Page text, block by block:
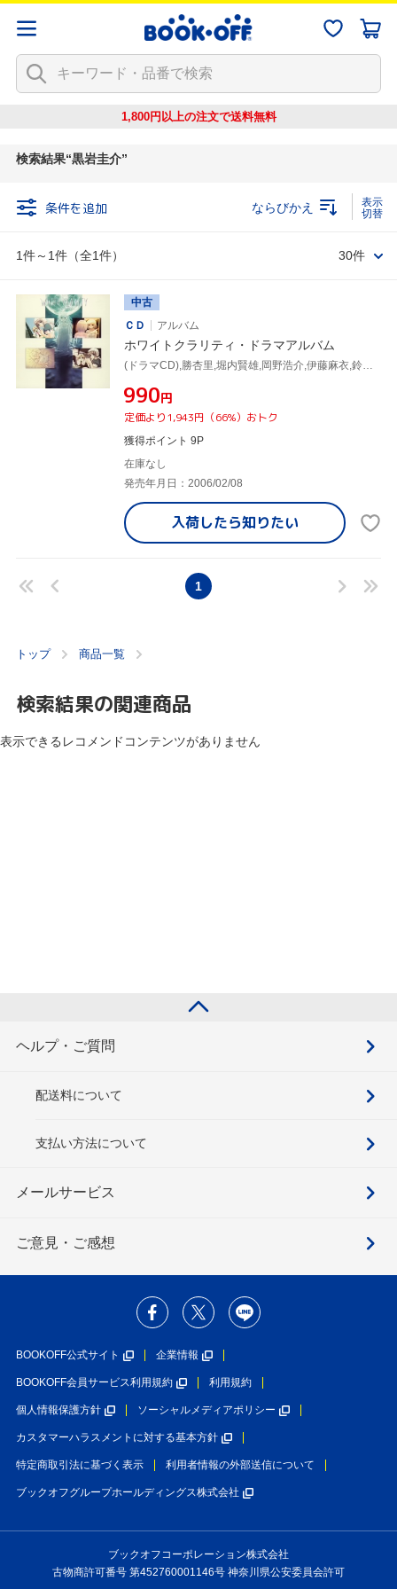
1,800円以上の注文で送料無料
検索結果 黒岩圭介
条件を追加
1件～1件（全1件）
ならびかえ
30件
中古
ＣＤ
アルバム
ホワイトクラリティ・ドラマアルバム
(ドラマCD),勝杏里,堀内賢雄,岡野浩介,伊藤麻衣,鈴田美夜子,はるかめぐみ,黒岩圭介
¥990円
定価より1,943円（66%）おトク
獲得ポイント 9P
在庫なし
発売年月日：2006/02/08
入荷したら知りたい
1
トップ 商品一覧
検索結果の関連商品
表示できるレコメンドコンテンツがありません
ヘルプ・ご質問
配送料について
支払い方法について
メールサービス
ご意見・ご感想
BOOKOFF公式サイト 企業情報
BOOKOFF会員サービス利用規約 利用規約
個人情報保護方針 ソーシャルメディアポリシー
カスタマーハラスメントに対する基本方針
特定商取引法に基づく表示 利用者情報の外部送信について
ブックオフグループホールディングス株式会社
ブックオフコーポレーション株式会社
古物商許可番号 第452760001146号 神奈川県公安委員会許可